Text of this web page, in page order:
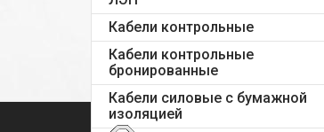
Кабели контрольные
Кабели контрольные
бронированные
Кабели силовые с бумажной
изоляцией